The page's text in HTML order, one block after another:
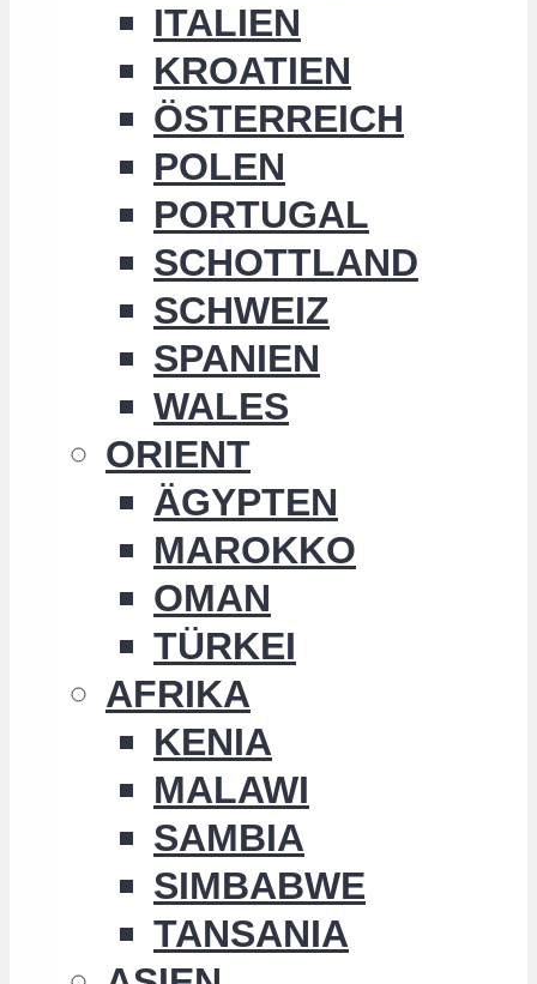
ITALIEN
KROATIEN
ÖSTERREICH
POLEN
PORTUGAL
SCHOTTLAND
SCHWEIZ
SPANIEN
WALES
ORIENT
ÄGYPTEN
MAROKKO
OMAN
TÜRKEI
AFRIKA
KENIA
MALAWI
SAMBIA
SIMBABWE
TANSANIA